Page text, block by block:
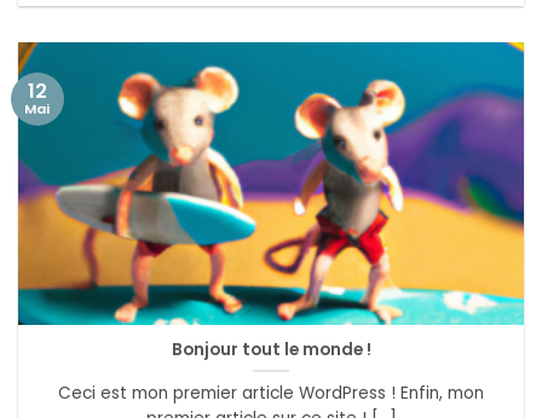
Bonjour tout le monde !
Ceci est mon premier article WordPress ! Enfin, mon
12
Mai